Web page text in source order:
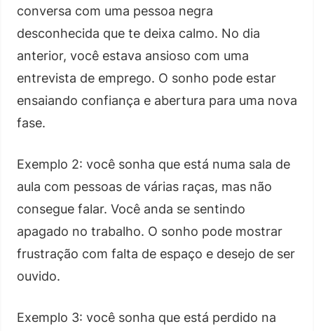
conversa com uma pessoa negra
desconhecida que te deixa calmo. No dia
anterior, você estava ansioso com uma
entrevista de emprego. O sonho pode estar
ensaiando confiança e abertura para uma nova
fase.
Exemplo 2: você sonha que está numa sala de
aula com pessoas de várias raças, mas não
consegue falar. Você anda se sentindo
apagado no trabalho. O sonho pode mostrar
frustração com falta de espaço e desejo de ser
ouvido.
Exemplo 3: você sonha que está perdido na